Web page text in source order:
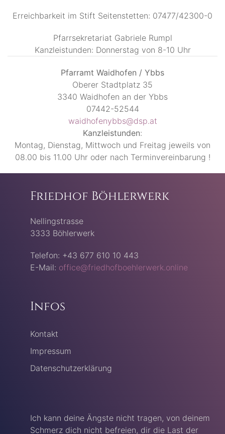
Erreichbarkeit im Stift Seitenstetten: 07477/42300-0
Pfarrsekretariat Gabriele Rumpl
Kanzleistunden: Donnerstag von 8-10 Uhr
Pfarramt Waidhofen / Ybbs
Oberer Stadtplatz 35
3340 Waidhofen an der Ybbs
07442-52544
waidhofenybbs@dsp.at
Kanzleistunden:
Montag, Dienstag, Mittwoch und Freitag jeweils von
08.00 bis 11.00 Uhr oder nach Terminvereinbarung !
Friedhof Böhlerwerk
Nellingstrasse
3333 Böhlerwerk
Telefon: +43 677 610 10 443
E-Mail: office@friedhofboehlerwerk.online
Infos
Kontakt
Impressum
Datenschutzerklärung
Ich kann deine Ängste nicht tragen, von deinem
Schmerz dich nicht befreien, dir die Last der